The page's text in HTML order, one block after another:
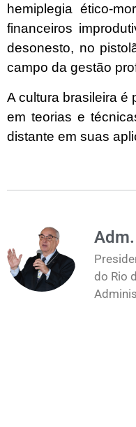
hemiplegia ético-
financeiros
desonesto, no
campo da gestão
A cultura brasileira é
em teorias e
distante em suas
do Rio